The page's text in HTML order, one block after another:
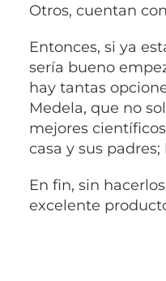
Otros, cuentan
Entonces, si ya
sería bueno
hay tantas
Medela, que no
mejores
casa y sus
En fin, sin
excelente